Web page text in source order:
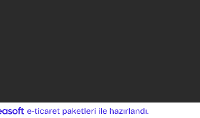
ideasoft
e-